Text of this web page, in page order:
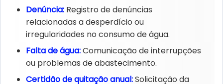
Denúncia:​ Registro de denúncias
relacionadas a desperdício ou
irregularidades no consumo de água.
Falta de água:​Comunicação de interrupções
ou problemas de abastecimento.
Certidão de quitação anual:​Solicitação da